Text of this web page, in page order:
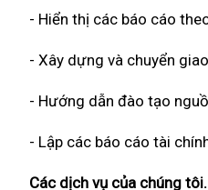
- Hiển thị các báo cáo
- Xây dựng và chuyển
- Hướng dẫn đào tạo
- Lập các báo cáo tài
Các dịch vụ của chúng tôi.